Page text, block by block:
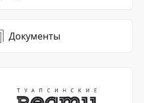
Документы